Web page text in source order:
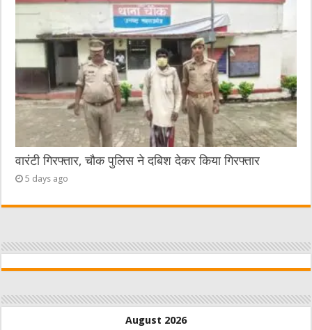
वारंटी गिरफ्तार, चौक पुलिस ने दबिश देकर किया गिरफ्तार
5 days ago
August 2026